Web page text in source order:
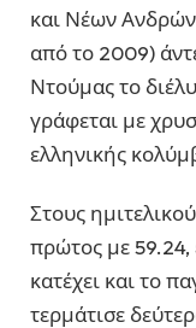
και Νέων
από το 2009)
Ντούμας το
γράφεται με
ελληνικής
Στους
πρώτος με
κατέχει και το
τερμάτισε